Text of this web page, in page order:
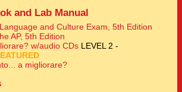
and Lab Manual
and Culture Exam, 5th Edition
AP, 5th Edition
w/audio CDs LEVEL 2 -
a migliorare?